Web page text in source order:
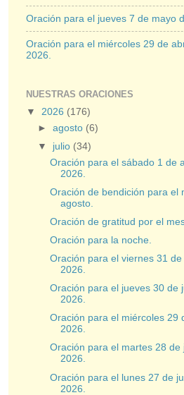
Oración para el jueves 7 de mayo
Oración para el miércoles 29 de
2026.
NUESTRAS ORACIONES
▼ 2026 (176)
►agosto (6)
▼ julio (34)
Oración para el sábado 1 de
2026.
Oración de bendición para el
agosto.
Oración de gratitud por el
Oración para la noche.
Oración para el viernes 31 de
2026.
Oración para el jueves 30 de
2026.
Oración para el miércoles 29
2026.
Oración para el martes 28 de
2026.
Oración para el lunes 27 de
2026.